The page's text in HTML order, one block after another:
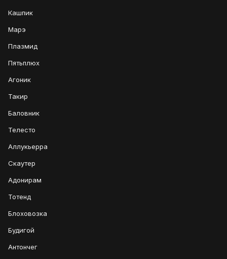
Кашпик
Марэ
Плазмид
Пятьплюх
Агоник
Такир
Баловник
Телесто
Аллукьерра
Скаутер
Адонирам
Тотенд
Блоховозка
Будигой
Антончег